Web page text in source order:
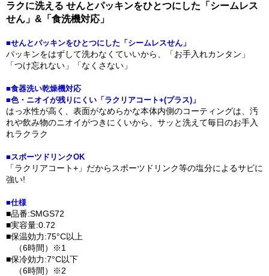
ラクに洗える せんとパッキンをひとつにした「シームレス
せん」&「食洗機対応」
■せんとパッキンをひとつにした「シームレスせん」
パッキンをはずして洗わなくていいから、「お手入れカンタン」
「つけ忘れない」「なくさない」
■食器洗い乾燥機対応
■色・ニオイが残りにくい「ラクリアコート+(プラス)」
はっ水性が高く、表面がなめらかな本体内側のコーティングは、汚
れや飲み物のニオイがつきにくいから、サッと洗えて毎日のお手入
れラクラク
■スポーツドリンクOK
「ラクリアコート+」だからスポーツドリンク等の塩分によるサビに
強い!
■仕様
■品番:SMGS72
■実容量:0.72
■保温効力:75°C以上
（6時間）※1
■保冷効力:7°C以下
（6時間）※2